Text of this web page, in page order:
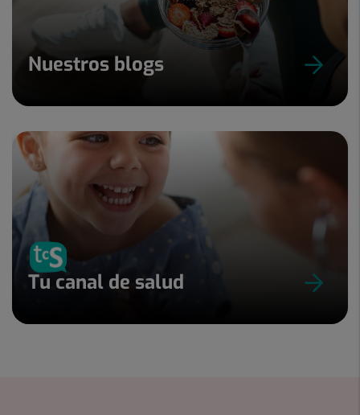
Nuestros blogs
Tu canal de salud